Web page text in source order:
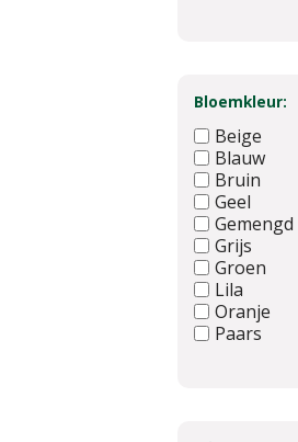
Bloemkleur:
Beige
Blauw
Bruin
Geel
Gemengd
Grijs
Groen
Lila
Oranje
Paars